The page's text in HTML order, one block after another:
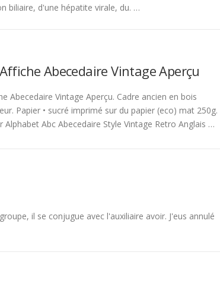
biliaire, d'une hépatite virale, du. …
Abecedaire Vintage Aperçu
Abecedaire Vintage Aperçu. Cadre ancien en bois
Papier • sucré imprimé sur du papier (eco) mat 250g.
Alphabet Abc Abecedaire Style Vintage Retro Anglais …
il se conjugue avec l'auxiliaire avoir. J'eus annulé